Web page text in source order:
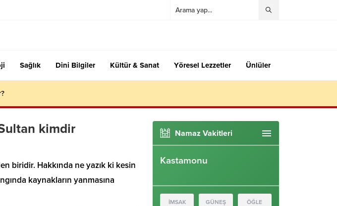
Sağlık Dini Bilgiler Kültür & Sanat Yöresel Lezzetler Ünlüler
kimdir
biridir. Hakkında ne yazık ki kesin
kaynakların yanmasına
Namaz Vakitleri
Kastamonu
İMSAK GÜNEŞ ÖĞLE